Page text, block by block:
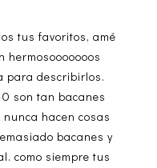
tus favoritos, amé
hermosooooooos
para describirlos.
son tan bacanes
nunca hacen cosas
bacanes y
como siempre tus